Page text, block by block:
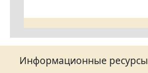
Информационные ресурсы